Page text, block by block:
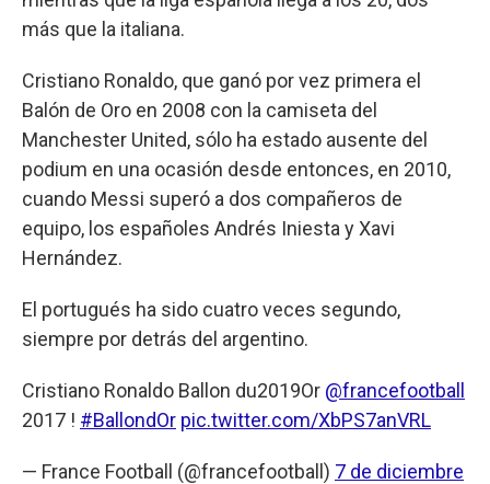
más que la italiana.
Cristiano Ronaldo, que ganó por vez primera el
Balón de Oro en 2008 con la camiseta del
Manchester United, sólo ha estado ausente del
podium en una ocasión desde entonces, en 2010,
cuando Messi superó a dos compañeros de
equipo, los españoles Andrés Iniesta y Xavi
Hernández.
El portugués ha sido cuatro veces segundo,
siempre por detrás del argentino.
Cristiano Ronaldo Ballon du2019Or @francefootball
2017 ! #BallondOr pic.twitter.com/XbPS7anVRL
— France Football (@francefootball) 7 de diciembre